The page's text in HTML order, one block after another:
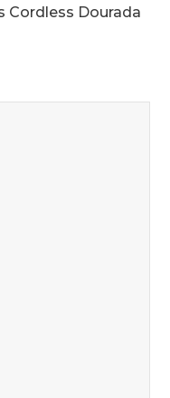
Cordless Dourada